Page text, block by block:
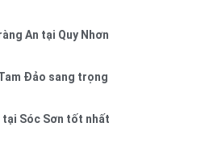
An tại Quy Nhơn
Đảo sang trọng
Sóc Sơn tốt nhất